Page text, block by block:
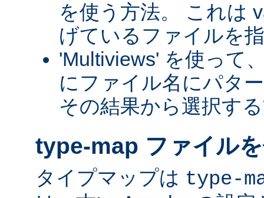
を使う方法。 これは
げているファイルを
'Multiviews' を使って
にファイル名にパタ
その結果から選択す
type-map ファイル
タイプマップは type-